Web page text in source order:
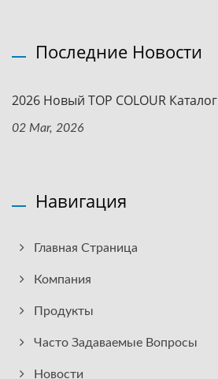
Последние Новости
2026 Новый TOP COLOUR Каталог
02 Mar, 2026
Навигация
Главная Страница
Компания
Продукты
Часто Задаваемые Вопросы
Новости